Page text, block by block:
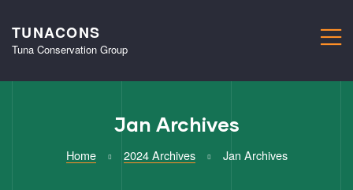
TUNACONS
Tuna Conservation Group
Jan Archives
Home 2024 Archives Jan Archives